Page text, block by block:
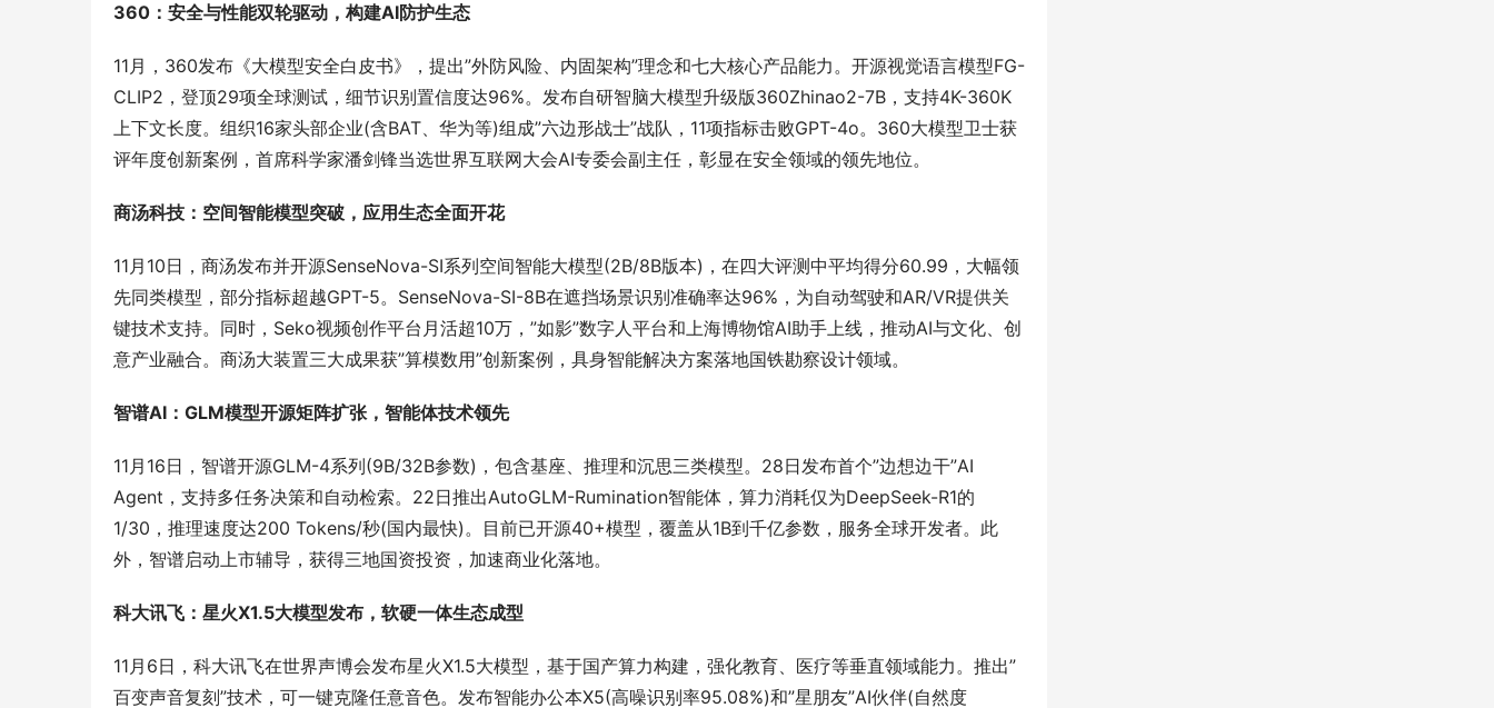
360：安全与性能双轮驱动，构建AI防护生态
11月，360发布《大模型安全白皮书》，提出”外防风险、内固架构”理念和七大核心产品能力。开源视觉语言模型FG-
CLIP2，登顶29项全球测试，细节识别置信度达96%。发布自研智脑大模型升级版360Zhinao2-7B，支持4K-360K
上下文长度。组织16家头部企业(含BAT、华为等)组成”六边形战士”战队，11项指标击败GPT-4o。360大模型卫士获
评年度创新案例，首席科学家潘剑锋当选世界互联网大会AI专委会副主任，彰显在安全领域的领先地位。
商汤科技：空间智能模型突破，应用生态全面开花
11月10日，商汤发布并开源SenseNova-SI系列空间智能大模型(2B/8B版本)，在四大评测中平均得分60.99，大幅领
先同类模型，部分指标超越GPT-5。SenseNova-SI-8B在遮挡场景识别准确率达96%，为自动驾驶和AR/VR提供关
键技术支持。同时，Seko视频创作平台月活超10万，”如影”数字人平台和上海博物馆AI助手上线，推动AI与文化、创
意产业融合。商汤大装置三大成果获”算模数用”创新案例，具身智能解决方案落地国铁勘察设计领域。
智谱AI：GLM模型开源矩阵扩张，智能体技术领先
11月16日，智谱开源GLM-4系列(9B/32B参数)，包含基座、推理和沉思三类模型。28日发布首个”边想边干”AI
Agent，支持多任务决策和自动检索。22日推出AutoGLM-Rumination智能体，算力消耗仅为DeepSeek-R1的
1/30，推理速度达200 Tokens/秒(国内最快)。目前已开源40+模型，覆盖从1B到千亿参数，服务全球开发者。此
外，智谱启动上市辅导，获得三地国资投资，加速商业化落地。
科大讯飞：星火X1.5大模型发布，软硬一体生态成型
11月6日，科大讯飞在世界声博会发布星火X1.5大模型，基于国产算力构建，强化教育、医疗等垂直领域能力。推出”
百变声音复刻”技术，可一键克隆任意音色。发布智能办公本X5(高噪识别率95.08%)和”星朋友”AI伙伴(自然度